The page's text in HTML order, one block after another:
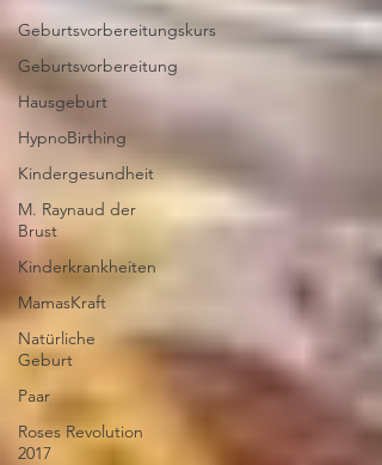
Geburtsvorbereitungskurs
Geburtsvorbereitung
Hausgeburt
HypnoBirthing
Kindergesundheit
M. Raynaud der
Brust
Kinderkrankheiten
MamasKraft
Natürliche
Geburt
Paar
Roses Revolution
2017